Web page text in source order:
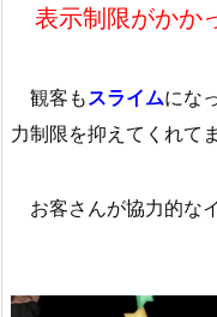
表示制限がかか
観客も スライムにな
力制限を抑えてくれてま
お客さんが協力的な